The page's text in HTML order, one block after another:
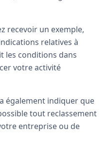
recevoir un exemple,
relatives à
les conditions dans
votre activité
également indiquer que
tout reclassement
entreprise ou de